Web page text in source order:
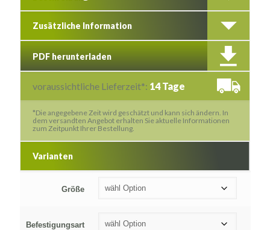
Zusätzliche Information
PDF herunterladen
voraussichtliche Lieferzeit*: 14 Tage
*Die angegebene Zeit wird geschätzt und kann sich ändern. In
dem versandten Angebot erhalten Sie aktuelle Informationen
zum Zeitpunkt Ihrer Bestellung.
Varianten
Größe
Befestigungsart